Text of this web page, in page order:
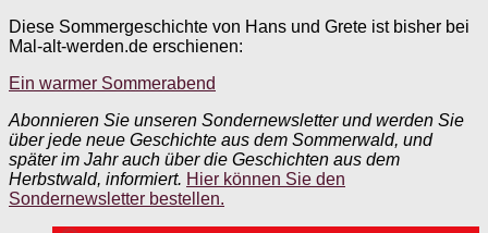
Diese Sommergeschichte von Hans und Grete ist bisher bei
Mal-alt-werden.de erschienen:
Ein warmer Sommerabend
Abonnieren Sie unseren Sondernewsletter und werden Sie
über jede neue Geschichte aus dem Sommerwald, und
später im Jahr auch über die Geschichten aus dem
Herbstwald, informiert. Hier können Sie den
Sondernewsletter bestellen.